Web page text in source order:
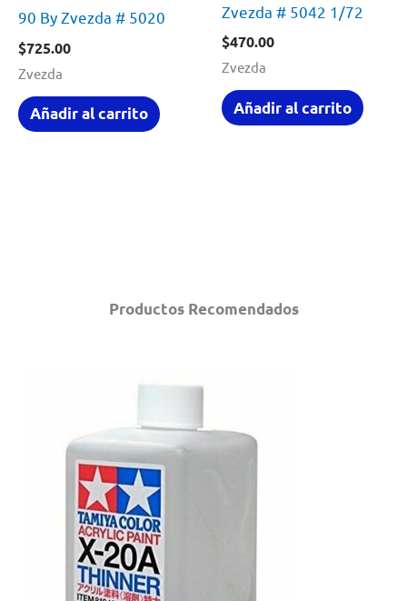
Productos Recomendados
90 By Zvezda # 5020
$725.00
Zvezda
Añadir al carrito
Zvezda # 5042 1/72
$470.00
Zvezda
Añadir al carrito